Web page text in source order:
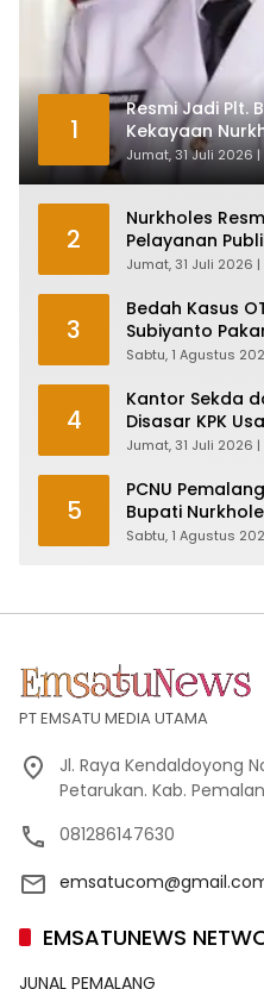
1
Resmi Jadi Plt.
Kekayaan
Jumat, 31 Juli 2026 |
2
Nurkholes
Pelayanan
Jumat, 31 Juli 2026 |
3
Bedah Kasus
Subiyanto
Penyertaan KPK
Sabtu, 1 Agustus
4
Kantor Sekda
Disasar KPK
Pemalang
Jumat, 31 Juli 2026 |
5
PCNU
Bupati
Pelayan Rakyat!
Sabtu, 1 Agustus
PT EMSATU MEDIA UTAMA
Jl. Raya Kendaldoyong
Petarukan. Kab.
081286147630
EMSATUNEWS
JUNAL PEMALANG